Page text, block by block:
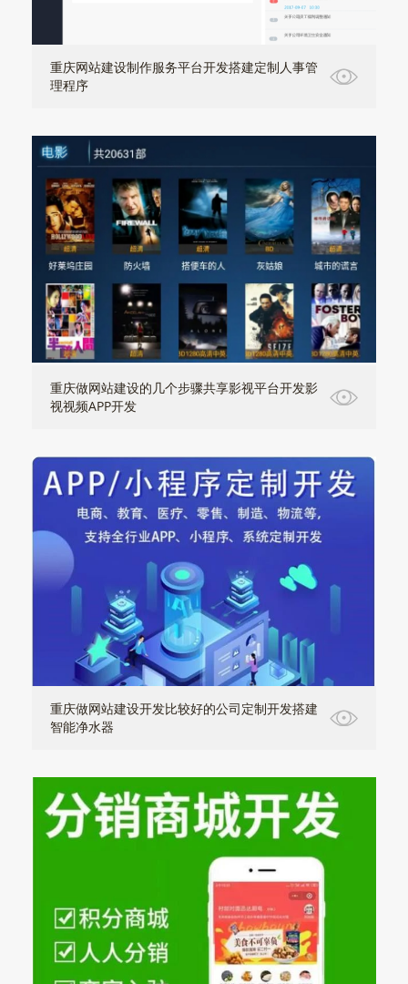
重庆网站建设制作服务平台开发搭建定制人事管
理程序
重庆做网站建设的几个步骤共享影视平台开发影
视视频APP开发
重庆做网站建设开发比较好的公司定制开发搭建
智能净水器